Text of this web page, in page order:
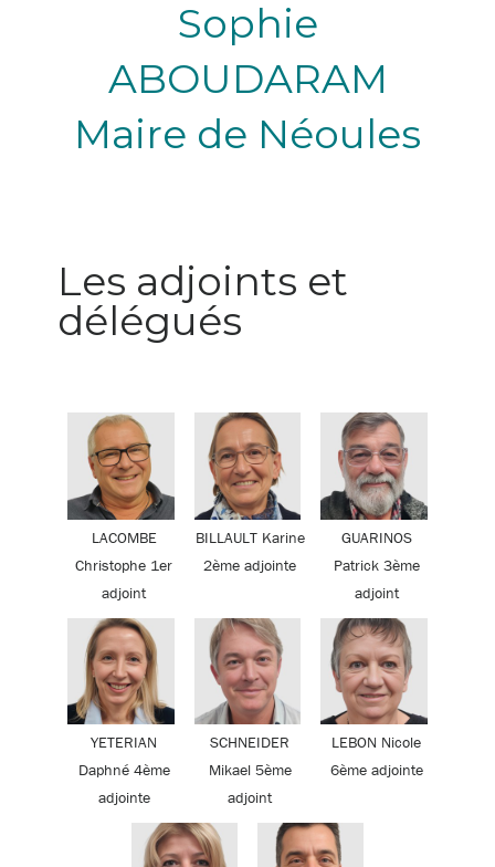
Sophie
ABOUDARAM
Maire de Néoules
Les adjoints et
délégués
LACOMBE
Christophe 1er
adjoint
BILLAULT Karine
2ème adjointe
GUARINOS
Patrick 3ème
adjoint
YETERIAN
Daphné 4ème
adjointe
SCHNEIDER
Mikael 5ème
adjoint
LEBON Nicole
6ème adjointe